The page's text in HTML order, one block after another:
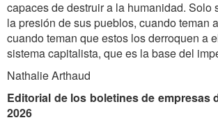
capaces de destruir a la humanidad. Solo
la presión de sus pueblos, cuando teman
cuando teman que estos los derroquen a
sistema capitalista, que es la base del
Nathalie Arthaud
Editorial de los boletines de empresas
2026